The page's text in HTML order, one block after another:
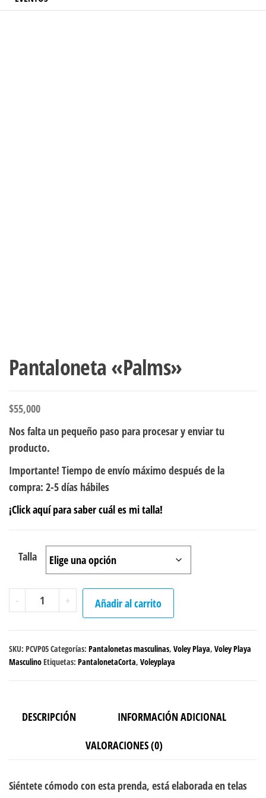
Pantaloneta «Palms»
$55,000
Nos falta un pequeño paso para procesar y enviar tu
producto.
Importante! Tiempo de envío máximo después de la
compra: 2-5 días hábiles
¡Click aquí para saber cuál es mi talla!
Talla
-
Pantaloneta
"Palms"
+ Añadir al carrito
SKU: PCVP05Categorías: Pantalonetas masculinas, Voley Playa, Voley Playa
MasculinoEtiquetas: PantalonetaCorta, Voleyplaya
DESCRIPCIÓN
INFORMACIÓN ADICIONAL
VALORACIONES (0)
Siéntete cómodo con esta prenda, está elaborada en telas